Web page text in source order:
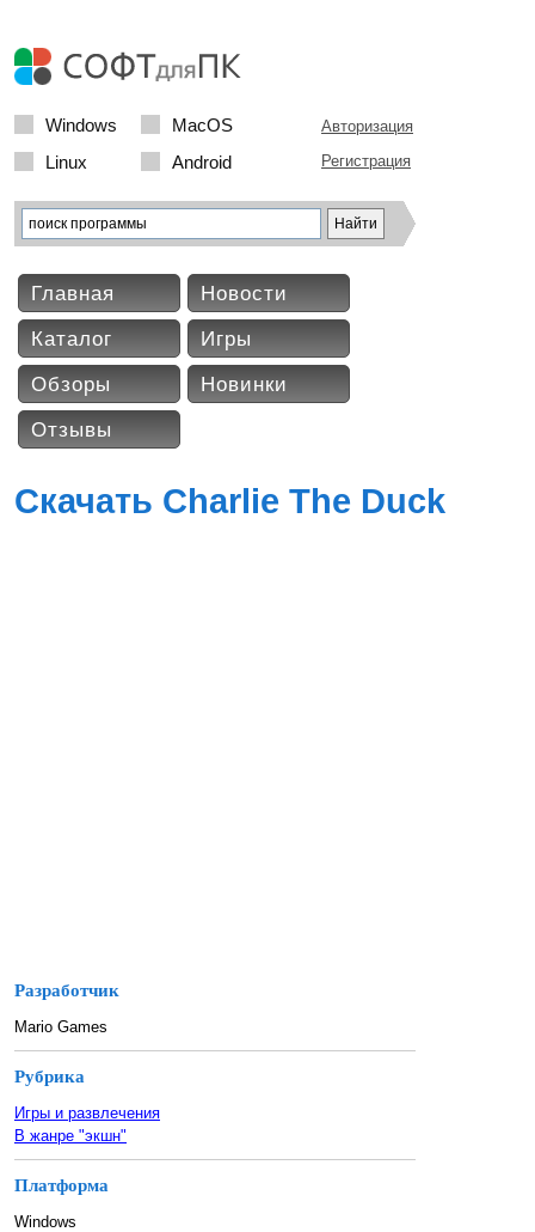
Windows
MacOS
Linux
Android
Авторизация
Регистрация
Главная
Новости
Каталог
Игры
Обзоры
Новинки
Отзывы
Скачать Charlie The Duck
Разработчик
Mario Games
Рубрика
Игры и развлечения
В жанре "экшн"
Платформа
Windows